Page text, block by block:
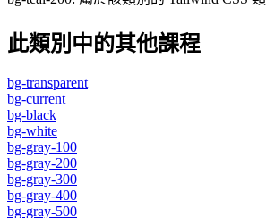
此類別中的其他課程
bg-transparent
bg-current
bg-black
bg-white
bg-gray-100
bg-gray-200
bg-gray-300
bg-gray-400
bg-gray-500